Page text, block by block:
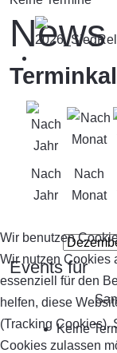
News
Nach
Jahr
Nach
Monat
Events für
Keine
Wir benutzen
Wir nutzen Cookies
essenziell für den
helfen, diese
(Tracking Cookies).
Cookies zulassen